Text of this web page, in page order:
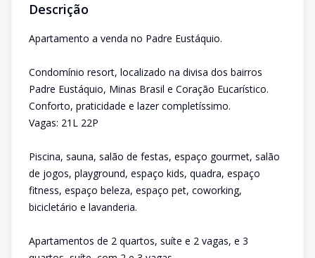
Descrição
Apartamento a venda no Padre Eustáquio.
Condomínio resort, localizado na divisa dos bairros
Padre Eustáquio, Minas Brasil e Coração Eucarístico.
Conforto, praticidade e lazer completíssimo.
Vagas: 21L 22P
Piscina, sauna, salão de festas, espaço gourmet, salão
de jogos, playground, espaço kids, quadra, espaço
fitness, espaço beleza, espaço pet, coworking,
bicicletário e lavanderia.
Apartamentos de 2 quartos, suíte e 2 vagas, e 3